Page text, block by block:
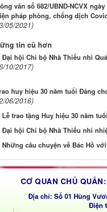
văn số 682/UBND-NCVX
pháp phòng, chống dịch
05/2021)
tin cũ hơn
Đại hội Chi bộ Nhà Thiếu nhi
10/2017)
huy hiệu 30 năm tuổi Đảng
06/2016)
Lễ trao tặng Huy hiệu 30 năm
Đại hội Chi bộ Nhà Thiếu nhi
Những câu chuyện về Bác Hồ
CƠ QUAN CHỦ
Địa chỉ: Số 01 Hùng
Điện